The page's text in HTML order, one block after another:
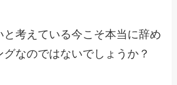
と考えている今こそ本当に辞め
グなのではないでしょうか？